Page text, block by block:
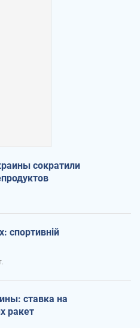
сократили
спортивній
ставка на
ракет